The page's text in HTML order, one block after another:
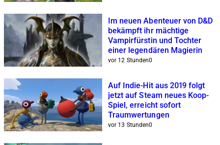
Im neuen Abenteuer von D&D
bekämpft ihr mächtige
Vampirfürstin und Tochter
einer legendären Magierin
vor 12 Stunden0
Auf Indie-Hit aus 2019 folgt
jetzt auf Steam neues Koop-
Spiel, erreicht sofort
Traumwertungen
vor 13 Stunden0